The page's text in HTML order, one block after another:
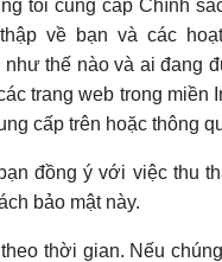
tôi cung cấp Chính
về bạn và các
thế nào và ai đang
trang web trong miền
cấp trên hoặc thông
đồng ý với việc thu
bảo mật này.
thời gian. Nếu